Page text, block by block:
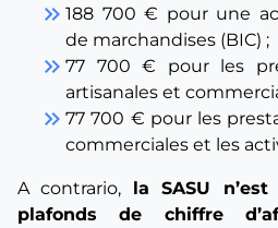
keyboard_double_arrow_right 188 700 € pour une
de marchandises (BIC) ;
keyboard_double_arrow_right 77 700 € pour les
artisanales et
keyboard_double_arrow_right 77 700 € pour les
commerciales et les
A contrario, la SASU
plafonds de chiffre